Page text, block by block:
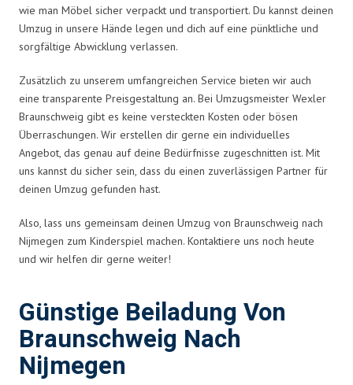
wie man Möbel sicher verpackt und transportiert. Du kannst deinen
Umzug in unsere Hände legen und dich auf eine pünktliche und
sorgfältige Abwicklung verlassen.
Zusätzlich zu unserem umfangreichen Service bieten wir auch
eine transparente Preisgestaltung an. Bei Umzugsmeister Wexler
Braunschweig gibt es keine versteckten Kosten oder bösen
Überraschungen. Wir erstellen dir gerne ein individuelles
Angebot, das genau auf deine Bedürfnisse zugeschnitten ist. Mit
uns kannst du sicher sein, dass du einen zuverlässigen Partner für
deinen Umzug gefunden hast.
Also, lass uns gemeinsam deinen Umzug von Braunschweig nach
Nijmegen zum Kinderspiel machen. Kontaktiere uns noch heute
und wir helfen dir gerne weiter!
Günstige Beiladung Von
Braunschweig Nach
Nijmegen